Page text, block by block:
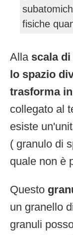
fisiche
Alla scala
lo spazio
trasforma
collegato al
esiste
( granulo di
quale non è
Questo
un granello
granuli